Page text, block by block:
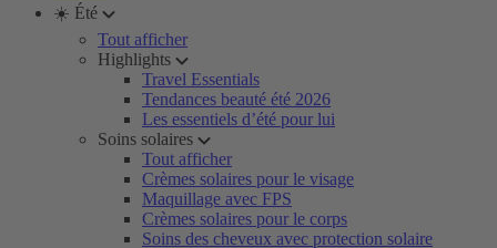
☀️ Été
Tout afficher
Highlights
Travel Essentials
Tendances beauté été 2026
Les essentiels d’été pour lui
Soins solaires
Tout afficher
Crèmes solaires pour le visage
Maquillage avec FPS
Crèmes solaires pour le corps
Soins des cheveux avec protection solaire